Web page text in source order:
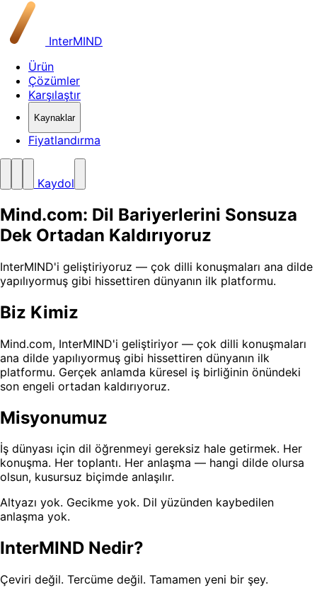
InterMIND
Ürün
Çözümler
Karşılaştır
Kaynaklar
Fiyatlandırma
Kaydol
Mind.com: Dil Bariyerlerini Sonsuza
Dek Ortadan Kaldırıyoruz
InterMIND'i geliştiriyoruz — çok dilli konuşmaları ana dilde
yapılıyormuş gibi hissettiren dünyanın ilk platformu.
Biz Kimiz
Mind.com, InterMIND'i geliştiriyor — çok dilli konuşmaları
ana dilde yapılıyormuş gibi hissettiren dünyanın ilk
platformu. Gerçek anlamda küresel iş birliğinin önündeki
son engeli ortadan kaldırıyoruz.
Misyonumuz
İş dünyası için dil öğrenmeyi gereksiz hale getirmek. Her
konuşma. Her toplantı. Her anlaşma — hangi dilde olursa
olsun, kusursuz biçimde anlaşılır.
Altyazı yok. Gecikme yok. Dil yüzünden kaybedilen
anlaşma yok.
InterMIND Nedir?
Çeviri değil. Tercüme değil. Tamamen yeni bir şey.